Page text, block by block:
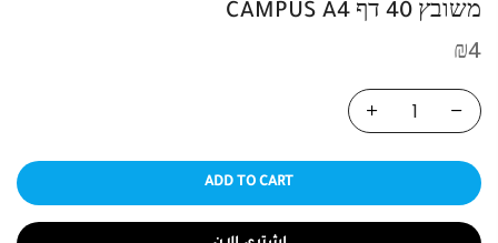
משובץ 40 דף CAMPUS A4
₪4
ADD TO CART